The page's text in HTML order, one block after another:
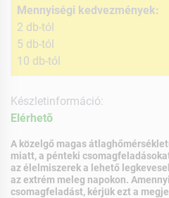
Mennyiségi kedvezmények:
2 db-tól
5 db-tól
10 db-tól
Készletinformáció:
Elérhetõ
A közelgő magas
miatt, a pénteki
az élelmiszerek a lehető
az extrém meleg napokon.
csomagfeladást, kérjük ezt a